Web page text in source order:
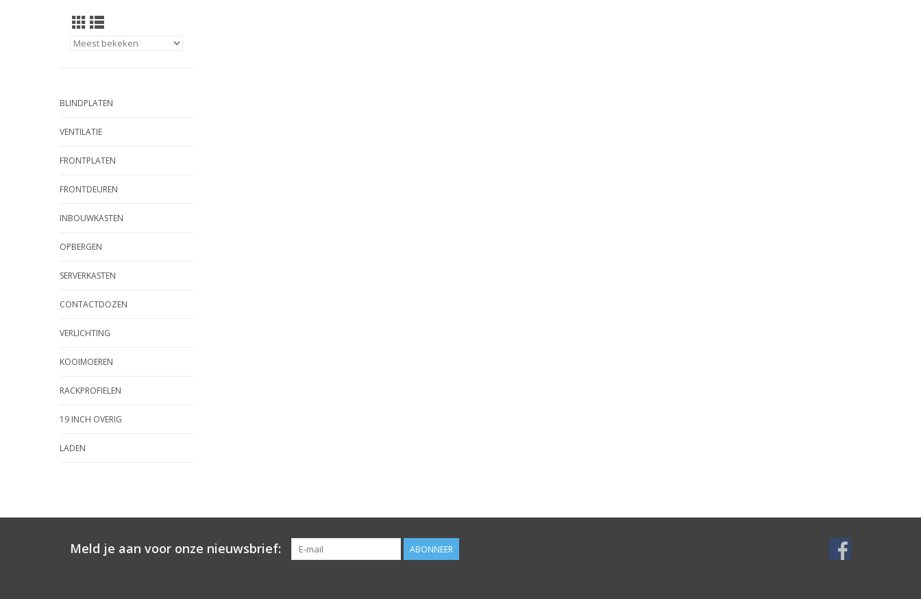
BLINDPLATEN
VENTILATIE
FRONTPLATEN
FRONTDEUREN
INBOUWKASTEN
OPBERGEN
SERVERKASTEN
CONTACTDOZEN
VERLICHTING
KOOIMOEREN
RACKPROFIELEN
19 INCH OVERIG
LADEN
Meld je aan voor onze nieuwsbrief: ABONNEER